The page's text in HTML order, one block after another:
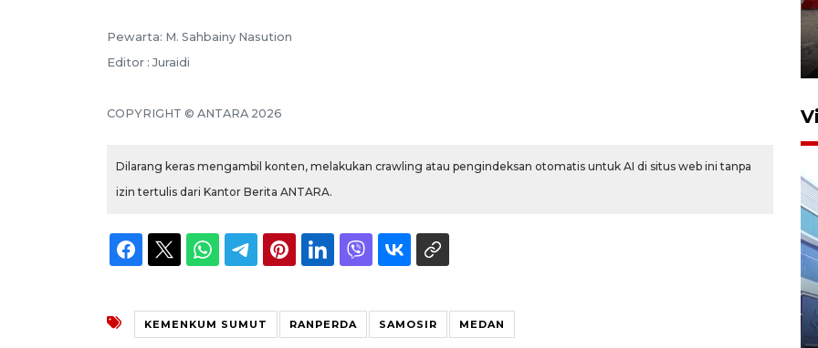
Pewarta: M. Sahbainy Nasution
Editor : Juraidi
COPYRIGHT © ANTARA 2026
Dilarang keras mengambil konten, melakukan crawling atau pengindeksan otomatis untuk AI di situs web ini tanpa
izin tertulis dari Kantor Berita ANTARA.
KEMENKUM SUMUT RANPERDA SAMOSIR MEDAN
dokter tangani penyakit
jantung anak